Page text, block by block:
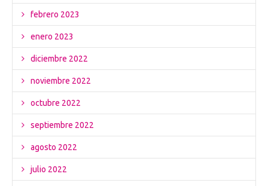
febrero 2023
enero 2023
diciembre 2022
noviembre 2022
octubre 2022
septiembre 2022
agosto 2022
julio 2022